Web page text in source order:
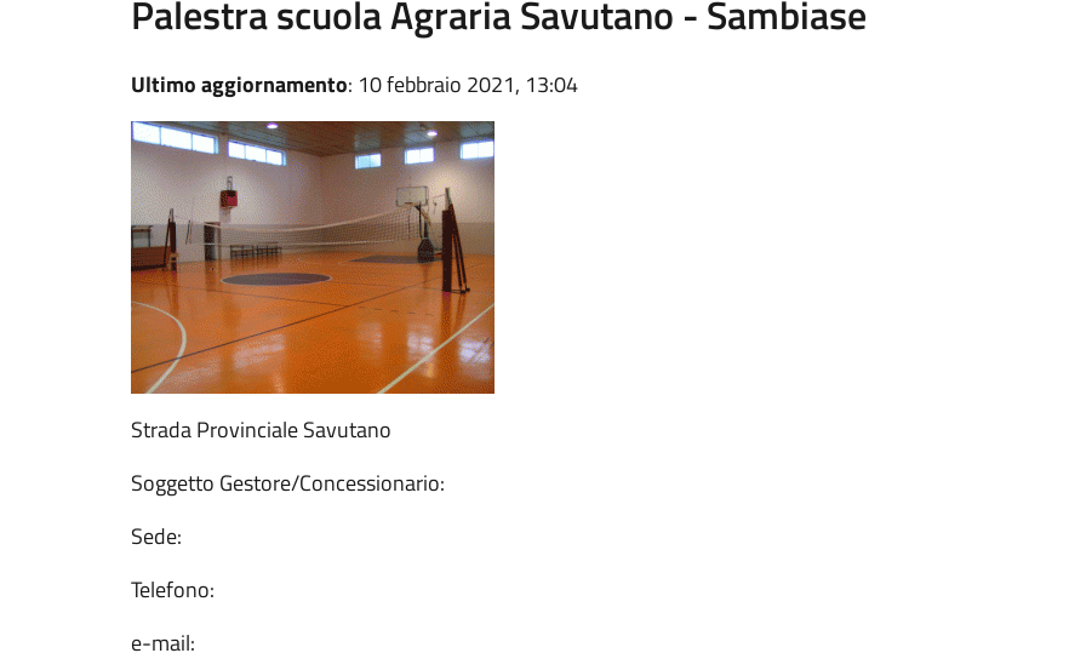
Palestra scuola Agraria Savutano - Sambiase
Ultimo aggiornamento: 10 febbraio 2021, 13:04
Strada Provinciale Savutano
Soggetto Gestore/Concessionario:
Sede:
Telefono:
e-mail: